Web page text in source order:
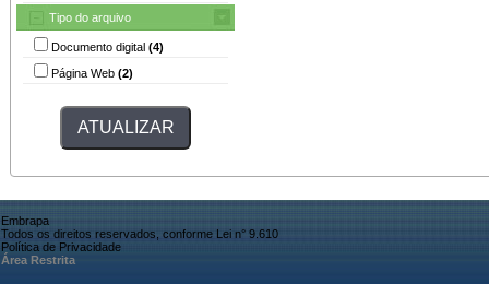
Tipo do arquivo
Documento digital (4)
Página Web (2)
Embrapa
Todos os direitos reservados, conforme Lei n° 9.610
Política de Privacidade
Área Restrita